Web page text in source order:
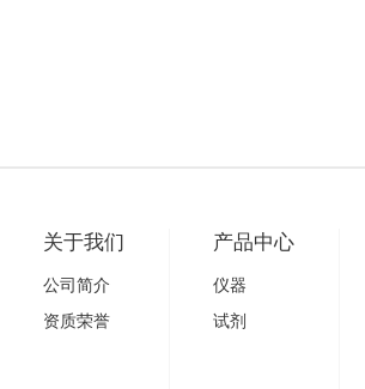
关于我们
公司简介
资质荣誉
产品中心
仪器
试剂